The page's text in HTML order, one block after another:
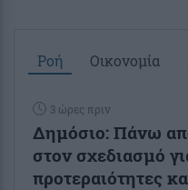
Ροή Οικονομία
3 ώρες πριν
Δημόσιο: Πάνω
στον σχεδιασμό
προτεραιότητες